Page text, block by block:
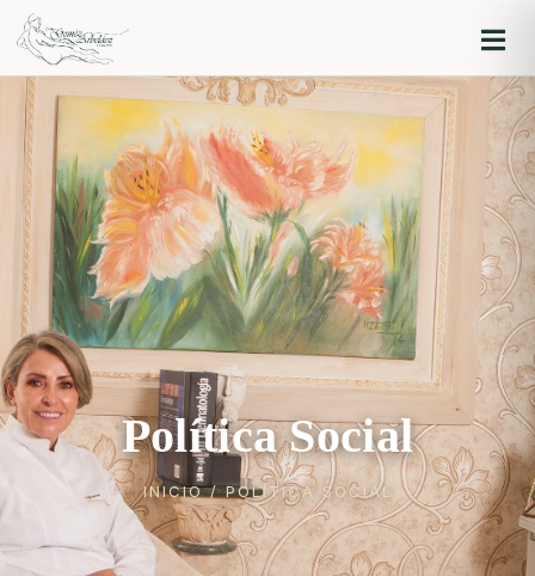
Política Social
INICIO/ POLÍTICA SOCIAL
Iniciar sesión
Recordarme Olvidaste la contraseña?
Log in
O inicia sesión con